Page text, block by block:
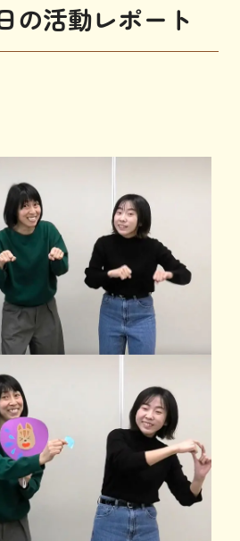
の活動レポート